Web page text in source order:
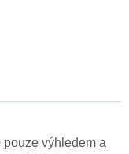
výhledem a